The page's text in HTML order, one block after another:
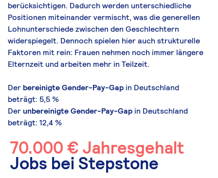
berücksichtigen. Dadurch werden unterschiedliche
Positionen miteinander vermischt, was die generellen
Lohnunterschiede zwischen den Geschlechtern
widerspiegelt. Dennoch spielen hier auch strukturelle
Faktoren mit rein: Frauen nehmen noch immer längere
Elternzeit und arbeiten mehr in Teilzeit.
Der bereinigte Gender-Pay-Gap in Deutschland
beträgt: 5,5 %
Der unbereinigte Gender-Pay-Gap in Deutschland
beträgt: 12,4 %
70.000 € Jahresgehalt
Jobs bei Stepstone